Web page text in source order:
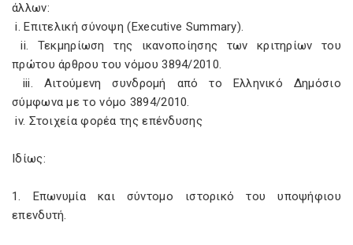
άλλων:
i. Επιτελική σύνοψη (Executive Summary).
ii. Τεκμηρίωση της ικανοποίησης των κριτηρίων του
πρώτου άρθρου του νόμου3894/2010.
iii. Αιτούμενη συνδρομή από το Ελληνικό Δημόσιο
σύμφωνα με το νόμο 3894/2010.
iv. Στοιχεία φορέα της επένδυσης
Ιδίως:
1. Επωνυμία και σύντομο ιστορικό του υποψήφιου
επενδυτή.